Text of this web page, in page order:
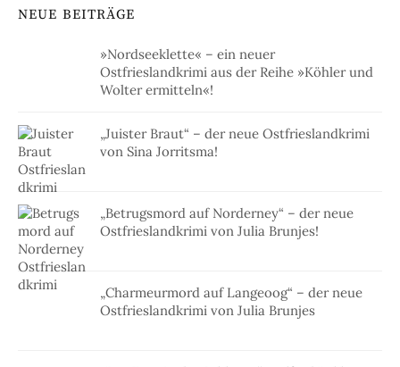
NEUE BEITRÄGE
»Nordseeklette« – ein neuer
Ostfrieslandkrimi aus der Reihe »Köhler und
Wolter ermitteln«!
„Juister Braut“ – der neue Ostfrieslandkrimi
von Sina Jorritsma!
„Betrugsmord auf Norderney“ – der neue
Ostfrieslandkrimi von Julia Brunjes!
„Charmeurmord auf Langeoog“ – der neue
Ostfrieslandkrimi von Julia Brunjes